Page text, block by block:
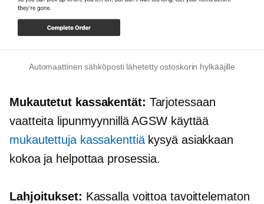
Automaattinen sähköposti lähetetty ostoskorin hylkääjille
Mukautetut kassakentät: Tarjotessaan
vaatteita lipunmyynnillä AGSW käyttää
mukautettuja kassakenttiäkysyä asiakkaan
kokoa ja helpottaa prosessia.
Lahjoitukset: Kassalla voittoa tavoittelematon